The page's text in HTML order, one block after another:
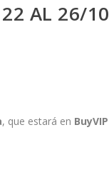
22 AL 26/10
, que estará en BuyVIP